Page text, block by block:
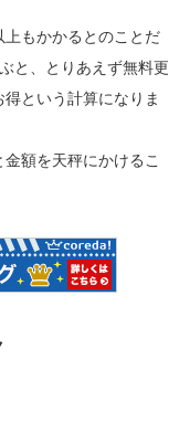
もかかるとのことだ
と、とりあえず無料更
という計算になりま
額を天秤にかけるこ